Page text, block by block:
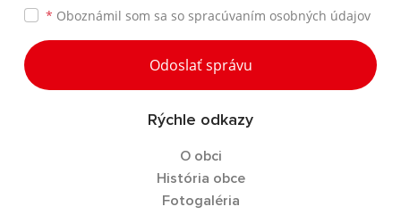
* Oboznámil som sa so spracúvaním osobných údajov
Odoslať správu
Rýchle odkazy
O obci
História obce
Fotogaléria